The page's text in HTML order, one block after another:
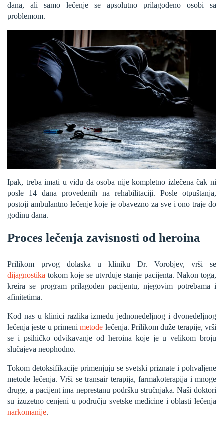
dana, ali samo lečenje se apsolutno prilagođeno osobi sa
problemom.
Ipak, treba imati u vidu da osoba nije kompletno izlečena čak ni
posle 14 dana provedenih na rehabilitaciji. Posle otpuštanja,
postoji ambulantno lečenje koje je obavezno za sve i ono traje do
godinu dana.
Proces lečenja zavisnosti od heroina
Prilikom prvog dolaska u kliniku Dr. Vorobjev, vrši se
dijagnostika tokom koje se utvrđuje stanje pacijenta. Nakon toga,
kreira se program prilagođen pacijentu, njegovim potrebama i
afinitetima.
Kod nas u klinici razlika između jednonedeljnog i dvonedeljnog
lečenja jeste u primenimetode lečenja. Prilikom duže terapije, vrši
se i psihičko odvikavanje od heroina koje je u velikom broju
slučajeva neophodno.
Tokom detoksifikacije primenjuju se svetski priznate i pohvaljene
metode lečenja. Vrši se transair terapija, farmakoterapija i mnoge
druge, a pacijent ima neprestanu podršku stručnjaka. Naši doktori
su izuzetno cenjeni u području svetske medicine i oblasti lečenja
narkomanije.